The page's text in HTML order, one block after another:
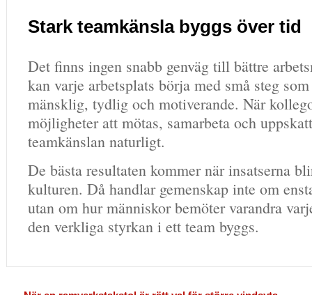
Stark teamkänsla byggs över tid
Det finns ingen snabb genväg till bättre
kan varje arbetsplats börja med små steg
mänsklig, tydlig och motiverande. När
möjligheter att mötas, samarbeta och
teamkänslan naturligt.
De bästa resultaten kommer när insatserna
kulturen. Då handlar gemenskap inte om
utan om hur människor bemöter varandra
den verkliga styrkan i ett team byggs.